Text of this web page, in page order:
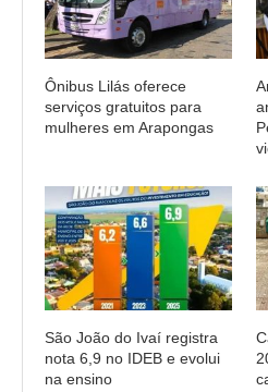
Ônibus Lilás oferece
serviços gratuitos para
mulheres em Arapongas
São João do Ivaí registra
nota 6,9 no IDEB e evolui
na ensino